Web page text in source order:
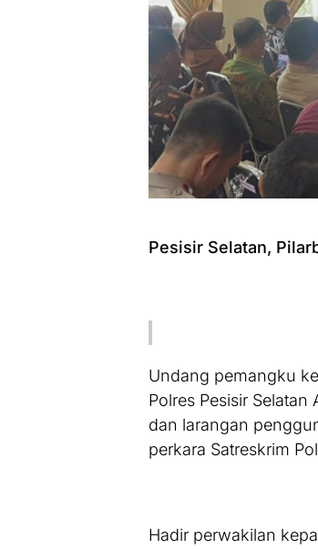
Pesisir Selatan,
Undang pemangku
Polres Pesisir
dan larangan
perkara Satreskrim
Hadir perwakilan